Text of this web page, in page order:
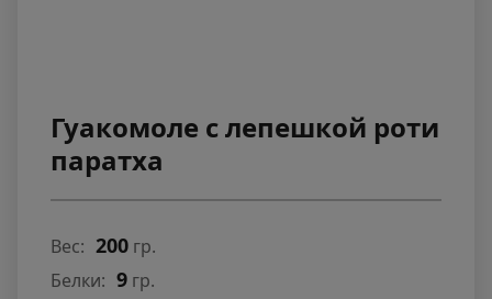
Гуакомоле с лепешкой роти
паратха
Вес: 200 гр.
Белки: 9 гр.